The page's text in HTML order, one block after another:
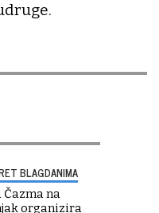
BLAGDANIMA
Čazma na
organizira